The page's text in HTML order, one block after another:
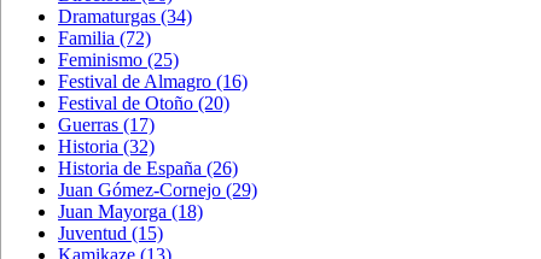
Dramaturgas (34)
Familia (72)
Feminismo (25)
Festival de Almagro (16)
Festival de Otoño (20)
Guerras (17)
Historia (32)
Historia de España (26)
Juan Gómez-Cornejo (29)
Juan Mayorga (18)
Juventud (15)
Kamikaze (13)